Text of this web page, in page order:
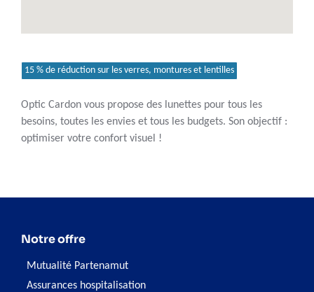
15 % de réduction sur les verres, montures et lentilles
Optic Cardon vous propose des lunettes pour tous les
besoins, toutes les envies et tous les budgets. Son objectif :
optimiser votre confort visuel !
Notre offre
Mutualité Partenamut
Assurances hospitalisation